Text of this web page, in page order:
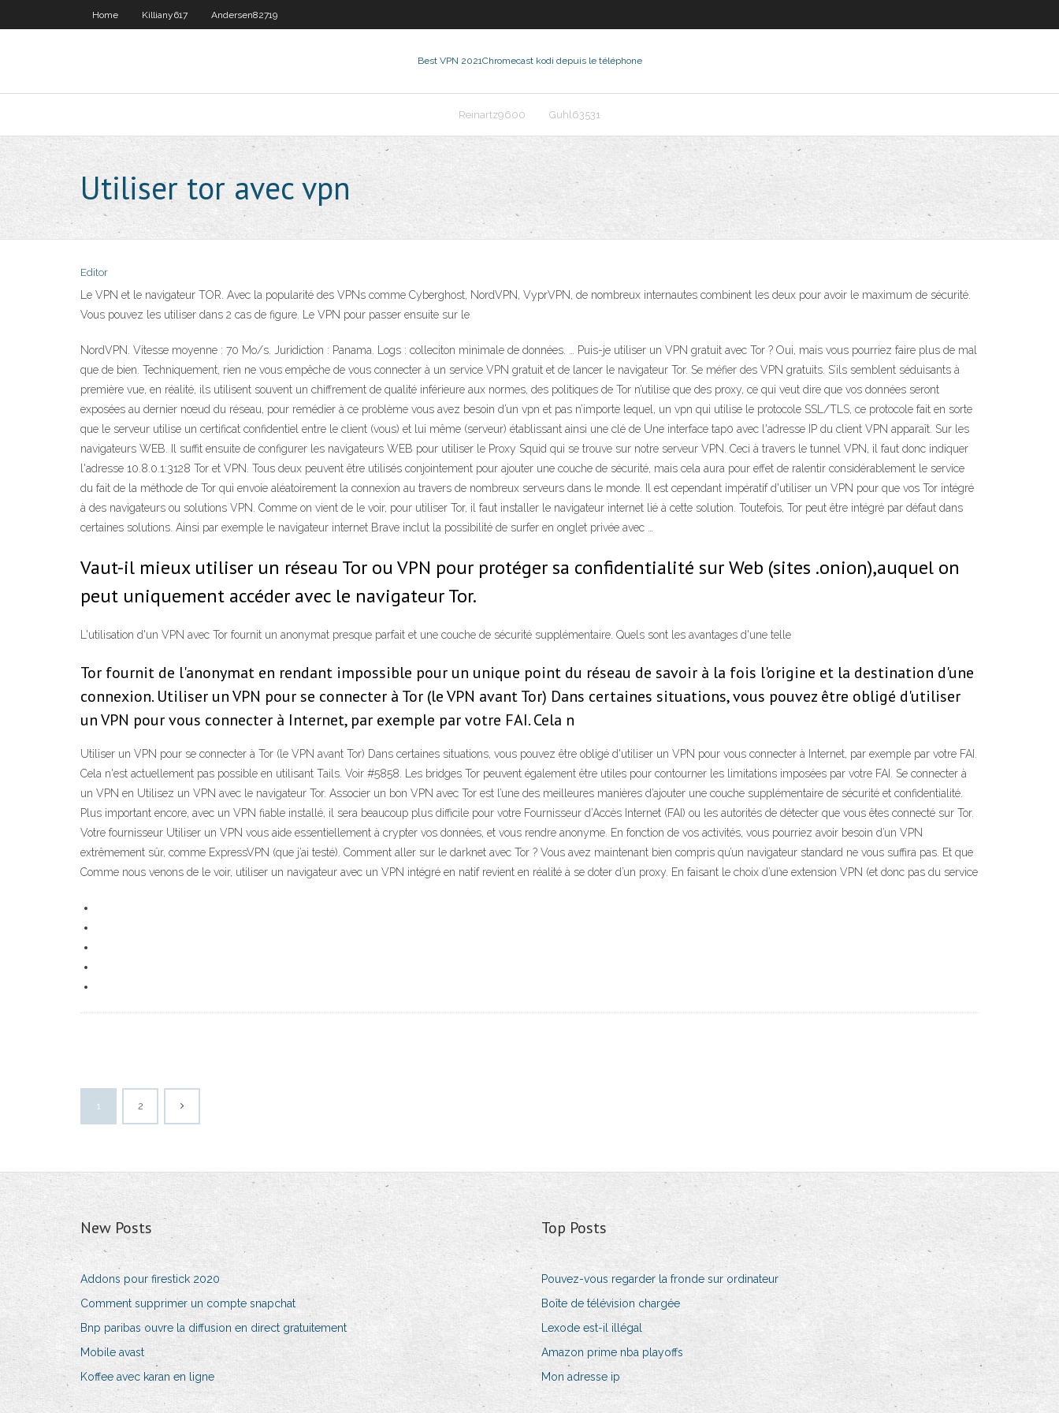
Home Killiany617 Andersen82719
Best VPN 2021Chromecast kodi depuis le téléphone
Reinartz9600 Guhl63531
Utiliser tor avec vpn
Editor
Le VPN et le navigateur TOR. Avec la popularité des VPNs comme Cyberghost, NordVPN, VyprVPN, de nombreux internautes combinent les deux pour avoir le maximum de sécurité.
Vous pouvez les utiliser dans 2 cas de figure. Le VPN pour passer ensuite sur le
NordVPN. Vitesse moyenne : 70 Mo/s. Juridiction : Panama. Logs : colleciton minimale de données. … Puis-je utiliser un VPN gratuit avec Tor ? Oui, mais vous pourriez faire plus de mal
que de bien. Techniquement, rien ne vous empêche de vous connecter à un service VPN gratuit et de lancer le navigateur Tor. Se méfier des VPN gratuits. S’ils semblent séduisants à
première vue, en réalité, ils utilisent souvent un chiffrement de qualité inférieure aux normes, des politiques de Tor n’utilise que des proxy, ce qui veut dire que vos données seront
exposées au dernier nœud du réseau, pour remédier à ce problème vous avez besoin d’un vpn et pas n’importe lequel, un vpn qui utilise le protocole SSL/TLS, ce protocole fait en sorte
que le serveur utilise un certificat confidentiel entre le client (vous) et lui même (serveur) établissant ainsi une clé de Une interface tap0 avec l'adresse IP du client VPN apparaît. Sur les
navigateurs WEB. Il suffit ensuite de configurer les navigateurs WEB pour utiliser le Proxy Squid qui se trouve sur notre serveur VPN. Ceci à travers le tunnel VPN, il faut donc indiquer
l'adresse 10.8.0.1:3128 Tor et VPN. Tous deux peuvent être utilisés conjointement pour ajouter une couche de sécurité, mais cela aura pour effet de ralentir considérablement le service
du fait de la méthode de Tor qui envoie aléatoirement la connexion au travers de nombreux serveurs dans le monde. Il est cependant impératif d'utiliser un VPN pour que vos Tor intégré
à des navigateurs ou solutions VPN. Comme on vient de le voir, pour utiliser Tor, il faut installer le navigateur internet lié à cette solution. Toutefois, Tor peut être intégré par défaut dans
certaines solutions. Ainsi par exemple le navigateur internet Brave inclut la possibilité de surfer en onglet privée avec …
Vaut-il mieux utiliser un réseau Tor ou VPN pour protéger sa confidentialité sur Web (sites .onion),auquel on
peut uniquement accéder avec le navigateur Tor.
L'utilisation d'un VPN avec Tor fournit un anonymat presque parfait et une couche de sécurité supplémentaire. Quels sont les avantages d'une telle
Tor fournit de l'anonymat en rendant impossible pour un unique point du réseau de savoir à la fois l'origine et la destination d'une
connexion. Utiliser un VPN pour se connecter à Tor (le VPN avant Tor) Dans certaines situations, vous pouvez être obligé d'utiliser
un VPN pour vous connecter à Internet, par exemple par votre FAI. Cela n
Utiliser un VPN pour se connecter à Tor (le VPN avant Tor) Dans certaines situations, vous pouvez être obligé d'utiliser un VPN pour vous connecter à Internet, par exemple par votre FAI.
Cela n'est actuellement pas possible en utilisant Tails. Voir #5858. Les bridges Tor peuvent également être utiles pour contourner les limitations imposées par votre FAI. Se connecter à
un VPN en Utilisez un VPN avec le navigateur Tor. Associer un bon VPN avec Tor est l’une des meilleures manières d’ajouter une couche supplémentaire de sécurité et confidentialité.
Plus important encore, avec un VPN fiable installé, il sera beaucoup plus difficile pour votre Fournisseur d’Accès Internet (FAI) ou les autorités de détecter que vous êtes connecté sur Tor.
Votre fournisseur Utiliser un VPN vous aide essentiellement à crypter vos données, et vous rendre anonyme. En fonction de vos activités, vous pourriez avoir besoin d’un VPN
extrêmement sûr, comme ExpressVPN (que j’ai testé). Comment aller sur le darknet avec Tor ? Vous avez maintenant bien compris qu’un navigateur standard ne vous suffira pas. Et que
Comme nous venons de le voir, utiliser un navigateur avec un VPN intégré en natif revient en réalité à se doter d’un proxy. En faisant le choix d’une extension VPN (et donc pas du service
1 2
New Posts
Addons pour firestick 2020
Comment supprimer un compte snapchat
Bnp paribas ouvre la diffusion en direct gratuitement
Mobile avast
Koffee avec karan en ligne
Top Posts
Pouvez-vous regarder la fronde sur ordinateur
Boîte de télévision chargée
Lexode est-il illégal
Amazon prime nba playoffs
Mon adresse ip